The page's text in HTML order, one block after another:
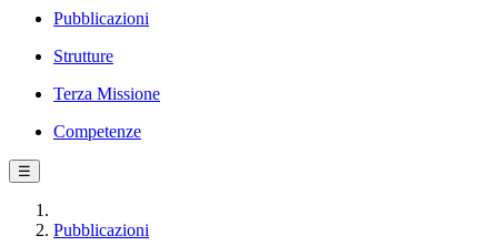
Pubblicazioni
Strutture
Terza Missione
Competenze
☰
Pubblicazioni